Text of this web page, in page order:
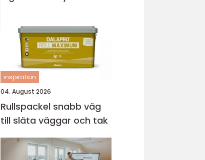
inspiration
04. August 2026
Rullspackel snabb väg
till släta väggar och tak